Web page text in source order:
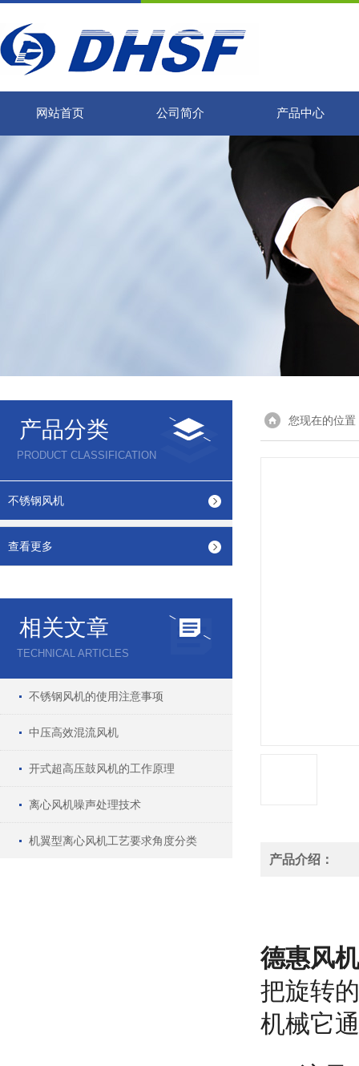
网站首页 公司简介 产品中心
产品分类
PRODUCT CLASSIFICATION
不锈钢风机
查看更多
相关文章
TECHNICAL ARTICLES
不锈钢风机的使用注意事项
中压高效混流风机
开式超高压鼓风机的工作原理
离心风机噪声处理技术
机翼型离心风机工艺要求角度分类
您现在的位置
产品介绍：
德惠风
把旋转
机械它